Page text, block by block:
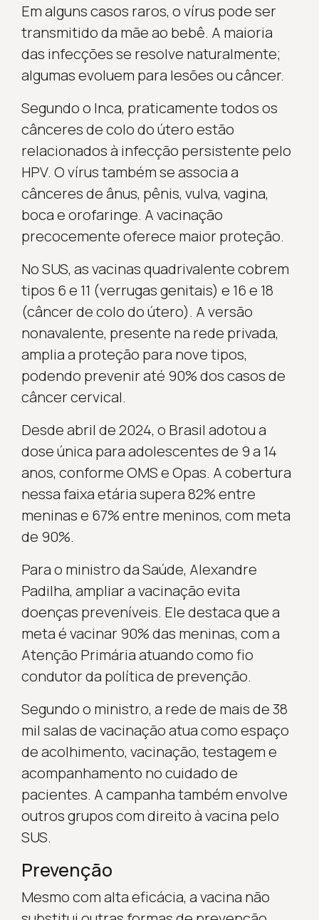
Em alguns casos raros, o vírus pode ser
transmitido da mãe ao bebê. A maioria
das infecções se resolve naturalmente;
algumas evoluem para lesões ou câncer.
Segundo o Inca, praticamente todos os
cânceres de colo do útero estão
relacionados à infecção persistente pelo
HPV. O vírus também se associa a
cânceres de ânus, pênis, vulva, vagina,
boca e orofaringe. A vacinação
precocemente oferece maior proteção.
No SUS, as vacinas quadrivalente cobrem
tipos 6 e 11 (verrugas genitais) e 16 e 18
(câncer de colo do útero). A versão
nonavalente, presente na rede privada,
amplia a proteção para nove tipos,
podendo prevenir até 90% dos casos de
câncer cervical.
Desde abril de 2024, o Brasil adotou a
dose única para adolescentes de 9 a 14
anos, conforme OMS e Opas. A cobertura
nessa faixa etária supera 82% entre
meninas e 67% entre meninos, com meta
de 90%.
Para o ministro da Saúde, Alexandre
Padilha, ampliar a vacinação evita
doenças preveníveis. Ele destaca que a
meta é vacinar 90% das meninas, com a
Atenção Primária atuando como fio
condutor da política de prevenção.
Segundo o ministro, a rede de mais de 38
mil salas de vacinação atua como espaço
de acolhimento, vacinação, testagem e
acompanhamento no cuidado de
pacientes. A campanha também envolve
outros grupos com direito à vacina pelo
SUS.
Prevenção
Mesmo com alta eficácia, a vacina não